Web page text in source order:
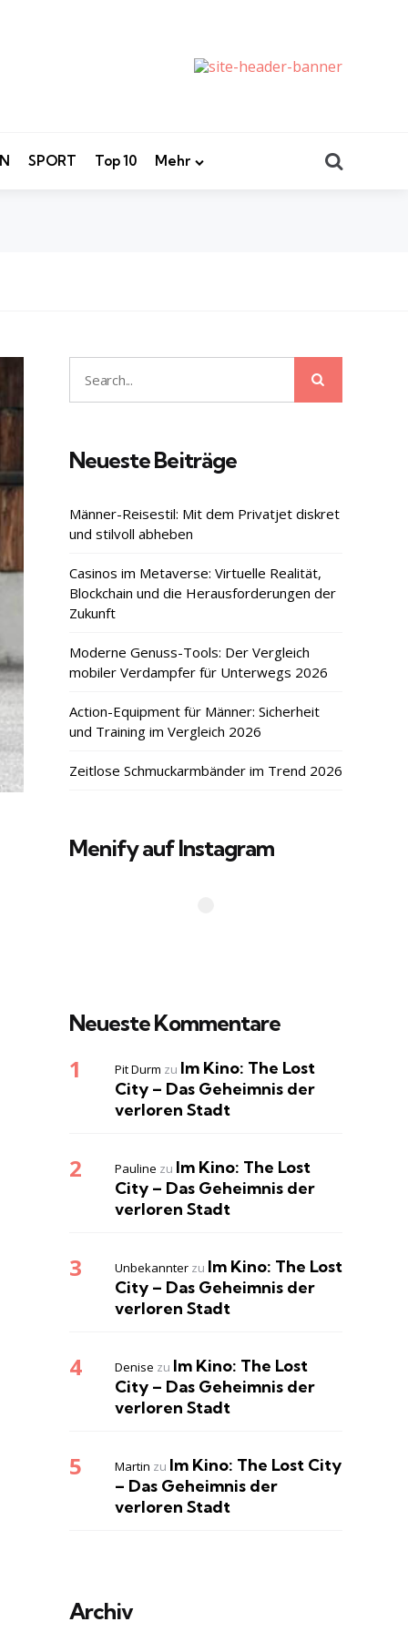
SPORT Top 10 Mehr
Search
for:
Neueste Beiträge
Männer-Reisestil: Mit dem Privatjet diskret
und stilvoll abheben
Casinos im Metaverse: Virtuelle Realität,
Blockchain und die Herausforderungen der
Zukunft
Moderne Genuss-Tools: Der Vergleich
mobiler Verdampfer für Unterwegs 2026
Action-Equipment für Männer: Sicherheit
und Training im Vergleich 2026
Zeitlose Schmuckarmbänder im Trend 2026
Menify auf Instagram
Neueste Kommentare
Pit Durm zu Im Kino: The Lost
City – Das Geheimnis der
verloren Stadt
Pauline zu Im Kino: The Lost
City – Das Geheimnis der
verloren Stadt
Unbekannter zu Im Kino: The Lost
City – Das Geheimnis der
verloren Stadt
Denise zu Im Kino: The Lost
City – Das Geheimnis der
verloren Stadt
Martin zu Im Kino: The Lost City
– Das Geheimnis der
verloren Stadt
Archiv